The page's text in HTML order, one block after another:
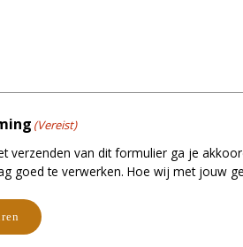
(Vereist)
verzenden van dit formulier ga je
goed te verwerken. Hoe wij met jouw